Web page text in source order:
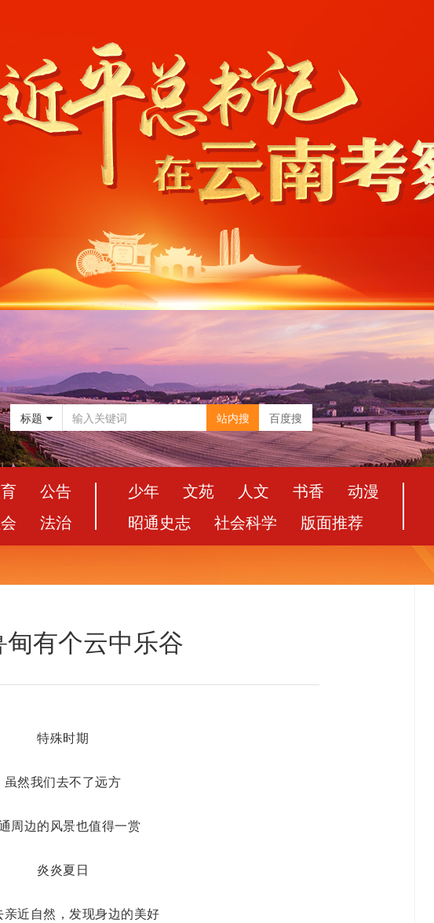
标题 站内搜 百度搜
公告
法治
少年 文苑 人文 书香
动漫
昭通史志
社会科学 版面推荐
有个云中乐谷
特殊时期
虽然我们去不了远方
周边的风景也值得一赏
炎炎夏日
亲近自然，发现身边的美好